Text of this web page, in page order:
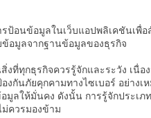
ป้อนข้อมูลในเว็บแอปพลิเคชันเ
อมูลจากฐานข้อมูลของธุรกิจ
งที่ทุกธุรกิจควรรู้จักและระวัง เนื่
งกันภัยคุกคามทางไซเบอร์ อย่าง
ลให้มั่นคง ดังนั้น การรู้จักประเภ
ควรมองข้าม